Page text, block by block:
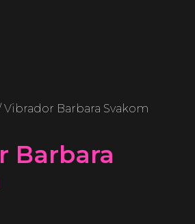
Vibrador Barbara Svakom
Barbara